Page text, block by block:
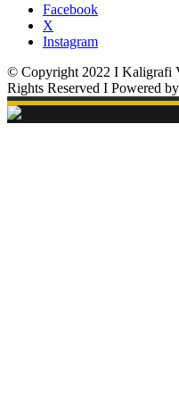
Facebook
X
Instagram
© Copyright 2022 I Kaligrafi
Rights Reserved I Powered